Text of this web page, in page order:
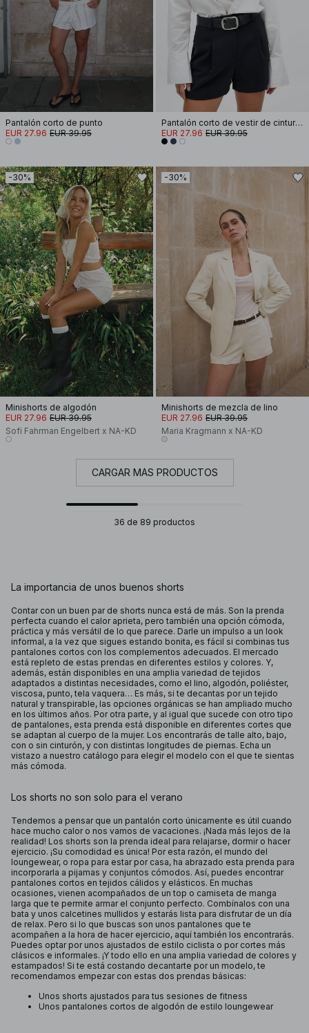
Pantalón corto de punto
EUR 27.96 EUR 39.95
Pantalón corto de vestir de cintura alta
EUR 27.96 EUR 39.95
-30%
Minishorts de algodón
EUR 27.96 EUR 39.95
Sofi Fahrman Engelbert x NA-KD
-30%
Minishorts de mezcla de lino
EUR 27.96 EUR 39.95
Maria Kragmann x NA-KD
CARGAR MÁS PRODUCTOS
36 de 89 productos
La importancia de unos buenos shorts
Contar con un buen par de shorts nunca está de más. Son la prenda
perfecta cuando el calor aprieta, pero también una opción cómoda,
práctica y más versátil de lo que parece. Darle un impulso a un look
informal, a la vez que sigues estando bonita, es fácil si combinas tus
pantalones cortos con los complementos adecuados. El mercado
está repleto de estas prendas en diferentes estilos y colores. Y,
además, están disponibles en una amplia variedad de tejidos
adaptados a distintas necesidades, como el lino, algodón, poliéster,
viscosa, punto, tela vaquera… Es más, si te decantas por un tejido
natural y transpirable, las opciones orgánicas se han ampliado mucho
en los últimos años. Por otra parte, y al igual que sucede con otro tipo
de pantalones, esta prenda está disponible en diferentes cortes que
se adaptan al cuerpo de la mujer. Los encontrarás de talle alto, bajo,
con o sin cinturón, y con distintas longitudes de piernas. Echa un
vistazo a nuestro catálogo para elegir el modelo con el que te sientas
más cómoda.
Los shorts no son solo para el verano
Tendemos a pensar que un pantalón corto únicamente es útil cuando
hace mucho calor o nos vamos de vacaciones. ¡Nada más lejos de la
realidad! Los shorts son la prenda ideal para relajarse, dormir o hacer
ejercicio. ¡Su comodidad es única! Por esta razón, el mundo del
loungewear, o ropa para estar por casa, ha abrazado esta prenda para
incorporarla a pijamas y conjuntos cómodos. Así, puedes encontrar
pantalones cortos en tejidos cálidos y elásticos. En muchas
ocasiones, vienen acompañados de un top o camiseta de manga
larga que te permite armar el conjunto perfecto. Combínalos con una
bata y unos calcetines mullidos y estarás lista para disfrutar de un día
de relax. Pero si lo que buscas son unos pantalones que te
acompañen a la hora de hacer ejercicio, aquí también los encontrarás.
Puedes optar por unos ajustados de estilo ciclista o por cortes más
clásicos e informales. ¡Y todo ello en una amplia variedad de colores y
estampados! Si te está costando decantarte por un modelo, te
recomendamos empezar con estas dos prendas básicas:
Unos shorts ajustados para tus sesiones de fitness
Unos pantalones cortos de algodón de estilo loungewear